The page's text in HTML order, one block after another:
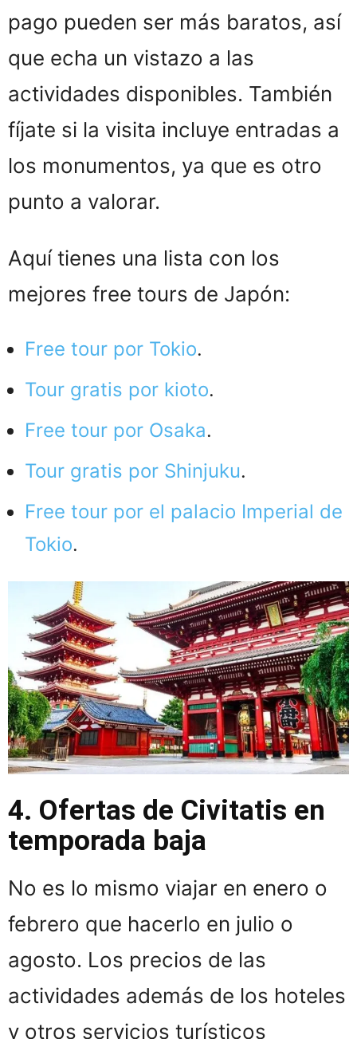
pago pueden ser más baratos, así
que echa un vistazo a las
actividades disponibles. También
fíjate si la visita incluye entradas a
los monumentos, ya que es otro
punto a valorar.
Aquí tienes una lista con los
mejores free tours de Japón:
Free tour por Tokio.
Tour gratis por kioto.
Free tour por Osaka.
Tour gratis por Shinjuku.
Free tour por el palacio Imperial de
Tokio.
4. Ofertas de Civitatis en
temporada baja
No es lo mismo viajar en enero o
febrero que hacerlo en julio o
agosto. Los precios de las
actividades además de los hoteles
y otros servicios turísticos